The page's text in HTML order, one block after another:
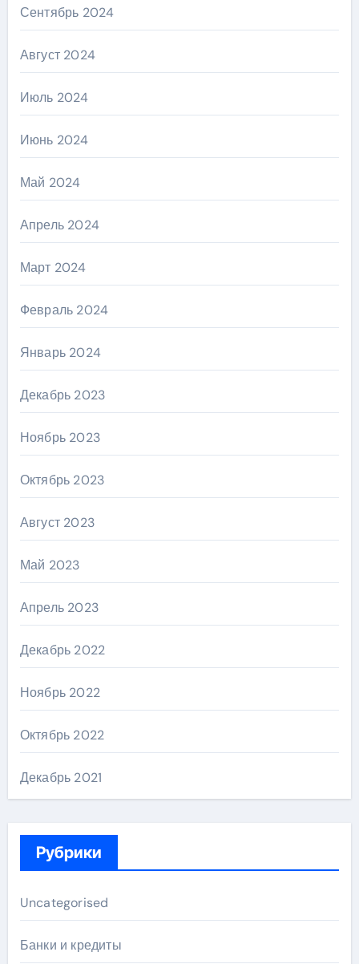
Сентябрь 2024
Август 2024
Июль 2024
Июнь 2024
Май 2024
Апрель 2024
Март 2024
Февраль 2024
Январь 2024
Декабрь 2023
Ноябрь 2023
Октябрь 2023
Август 2023
Май 2023
Апрель 2023
Декабрь 2022
Ноябрь 2022
Октябрь 2022
Декабрь 2021
Рубрики
Uncategorised
Банки и кредиты